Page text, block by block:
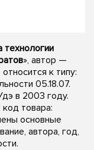
технологии
», автор —
к типу:
05.18.07.
в 2003 году.
товара:
основные
автора, год,